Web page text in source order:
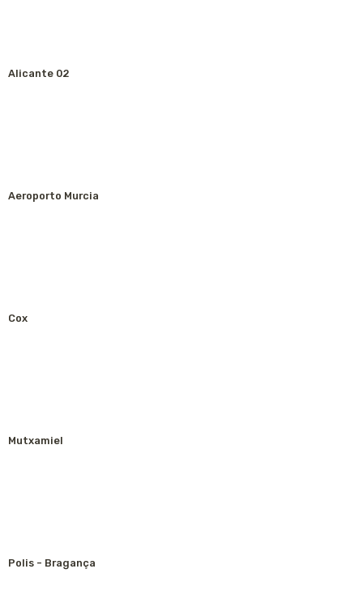
Alicante 02
Aeroporto Murcia
Cox
Mutxamiel
Polis - Bragança